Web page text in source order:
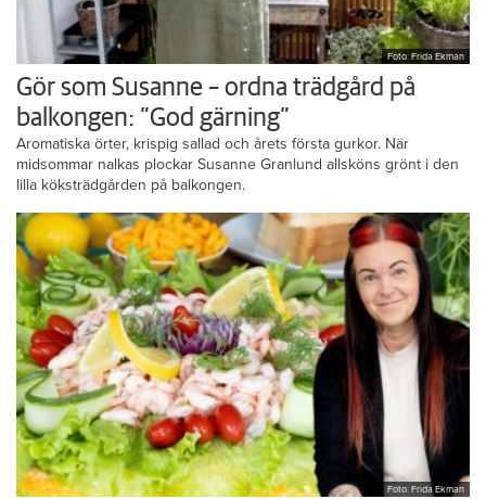
Foto: Frida Ekman
Gör som Susanne – ordna trädgård på
balkongen: ”God gärning”
Aromatiska örter, krispig sallad och årets första gurkor. När
midsommar nalkas plockar Susanne Granlund allsköns grönt i den
lilla köksträdgården på balkongen.
Foto: Frida Ekman